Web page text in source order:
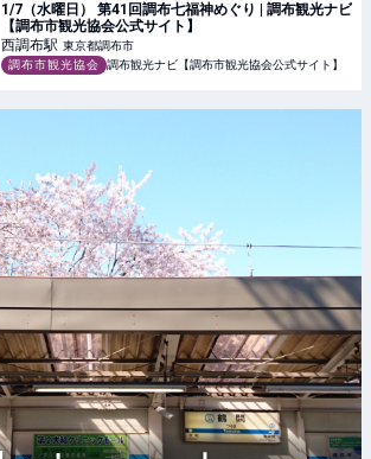
1/7（水曜日） 第41回調布七福神めぐり | 調布観光ナビ
【調布市観光協会公式サイト】
西調布駅 東京都調布市
調布市観光協会
調布観光ナビ【調布市観光協会公式サイト】